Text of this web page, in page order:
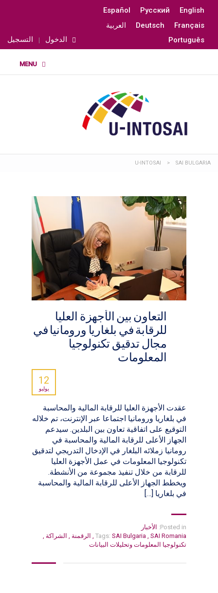
English
Русский
Español
Français
Deutsch
العربية
Português
الدخول التسجيل
U-INTOSAI > SAI BULGARIA
التعاون بين الأجهزة العليا
للرقابة في بلغاريا ورومانيا في
مجال تدقيق تكنولوجيا
المعلومات
12
يوليو
عقدت الأجهزة العليا للرقابة المالية والمحاسبة
في بلغاريا ورومانيا اجتماعا عبر الإنترنت، تم خلاله
التوقيع على اتفاقية تعاون بين البلدين. سيدعم
الجهاز الأعلى للرقابة المالية والمحاسبة في
رومانيا زملائه البلغار في الإدخال التدريجي لتدقيق
تكنولوجيا المعلومات في عمل الأجهزة العليا
للرقابة من خلال تنفيذ مجموعة من الأنشطة.
ويخطط الجهاز الأعلى للرقابة المالية والمحاسبة
في بلغاريا […]
Posted in: الأخبار
Tags: SAI Bulgaria , SAI Romania
, الرقمنة , الشراكة ,
تكنولوجيا المعلومات وتحليلات البيانات